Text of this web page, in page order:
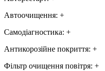
Автоочищення: +
Самодіагностика: +
Антикорозійне покриття: +
Фільтр очищення повітря: +